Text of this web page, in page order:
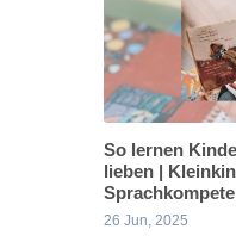
So lernen
lieben |
26 Jun, 2025